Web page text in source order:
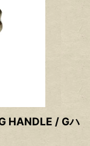
HANDLE / Gハ